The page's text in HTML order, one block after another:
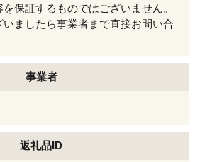
保証するものではございません。
ましたら事業者まで直接お問い合
事業者
返礼品ID